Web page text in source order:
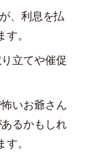
、利息を払
。
立てや催促
いお爺さん
るかもしれ
。